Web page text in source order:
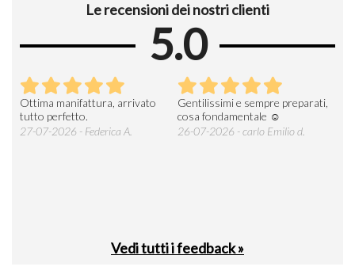
Le recensioni dei nostri clienti
5.0
Ottima manifattura, arrivato
tutto perfetto.
27-07-2026 - Federica A.
Gentilissimi e sempre preparati,
cosa fondamentale ☺️
26-07-2026 - carlo Emilio d.
Vedi tutti i feedback »